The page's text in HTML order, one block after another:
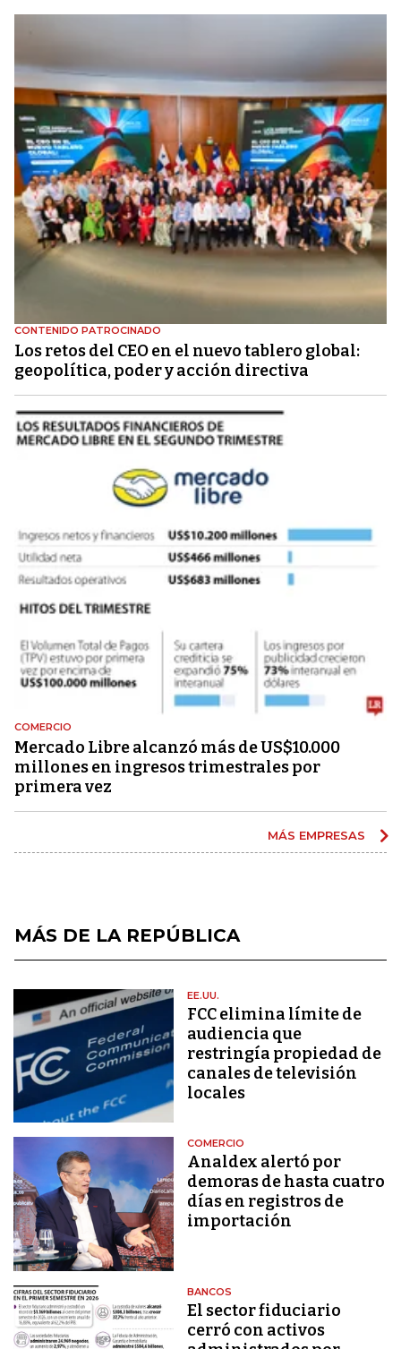
CONTENIDO PATROCINADO
Los retos del CEO en el nuevo tablero global:
geopolítica, poder y acción directiva
COMERCIO
Mercado Libre alcanzó más de US$10.000
millones en ingresos trimestrales por
primera vez
MÁS EMPRESAS
MÁS DE LA REPÚBLICA
EE.UU.
FCC elimina límite de
audiencia que
restringía propiedad de
canales de televisión
locales
COMERCIO
Analdex alertó por
demoras de hasta cuatro
días en registros de
importación
BANCOS
El sector fiduciario
cerró con activos